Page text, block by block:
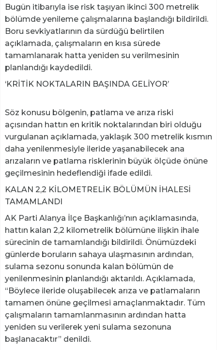
Bugün itibarıyla ise risk taşıyan ikinci 300 metrelik
bölümde yenileme çalışmalarına başlandığı bildirildi.
Boru sevkiyatlarının da sürdüğü belirtilen
açıklamada, çalışmaların en kısa sürede
tamamlanarak hatta yeniden su verilmesinin
planlandığı kaydedildi.
‘KRİTİK NOKTALARIN BAŞINDA GELİYOR’
Söz konusu bölgenin, patlama ve arıza riski
açısından hattın en kritik noktalarından biri olduğu
vurgulanan açıklamada, yaklaşık 300 metrelik kısmın
daha yenilenmesiyle ileride yaşanabilecek ana
arızaların ve patlama risklerinin büyük ölçüde önüne
geçilmesinin hedeflendiği ifade edildi.
KALAN 2,2 KİLOMETRELİK BÖLÜMÜN İHALESİ
TAMAMLANDI
AK Parti Alanya İlçe Başkanlığı’nın açıklamasında,
hattın kalan 2,2 kilometrelik bölümüne ilişkin ihale
sürecinin de tamamlandığı bildirildi. Önümüzdeki
günlerde boruların sahaya ulaşmasının ardından,
sulama sezonu sonunda kalan bölümün de
yenilenmesinin planlandığı aktarıldı. Açıklamada,
“Böylece ileride oluşabilecek arıza ve patlamaların
tamamen önüne geçilmesi amaçlanmaktadır. Tüm
çalışmaların tamamlanmasının ardından hatta
yeniden su verilerek yeni sulama sezonuna
başlanacaktır” denildi.